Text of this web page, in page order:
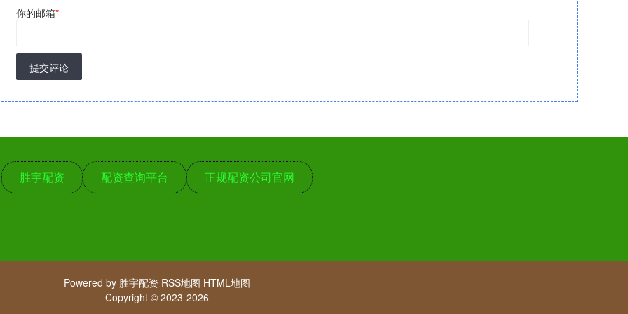
你的邮箱*
提交评论
胜宇配资 配资查询平台 正规配资公司官网
Powered by 胜宇配资 RSS地图 HTML地图
Copyright © 2023-2026